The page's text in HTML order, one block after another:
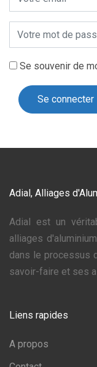
Se souvenir de
Adial, Alliages
Adial est un
alliages
dans le processus
savoir-faire et ses
Liens rapides
A propos